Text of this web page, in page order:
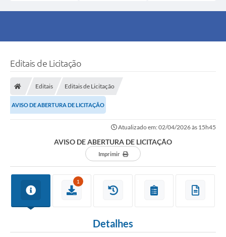
Editais de Licitação
Editais Editais de Licitação
AVISO DE ABERTURA DE LICITAÇÃO
Atualizado em: 02/04/2026 às 15h45
AVISO DE ABERTURA DE LICITAÇÃO
Imprimir
1
Detalhes